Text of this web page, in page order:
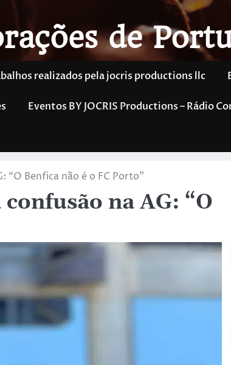
de
realizados pela jocris productions llc
Eventos BY JOCRIS Productions – Rádio
“O Benfica não é o FC Porto”
na AG: “O